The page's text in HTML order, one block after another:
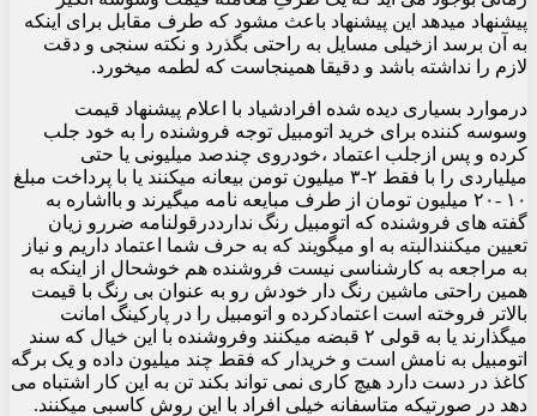
پیشنهاد میدهد این پیشنهاد باعث مشود که طرف مقابل برای اینکه
به آن برسد ازخیلی مسایل به راحتی بگذرد و نکته سنجی و دقت
لازم را نداشته باشد و دقیقا همینجاست که لطمه میخورد.
‏درموارد بسیاری دیده شده افرادشیاد با اعلام پیشنهاد قیمت
وسوسه کننده برای خرید اتومبیل توجه فروشنده را به خود جلب
کرده و پس ازجلب اعتماد ،خودروی چندصد میلیونی یا حتی
میلیاردی را با فقط ۲-۳ میلیون تومن بیعانه میکنند یا با پرداخت مبلغ
۱۰ -۲۰ میلیون تومان از طرف مبایعه نامه میگیرند و بااشاره به
گفته های فروشنده که اتومبیل رنگ ندارددرقولنامه ضررو زیان
تعیین میکنندالبته به او میگویند که به حرف شما اعتماد داریم و نیاز
به مراجعه به کارشناسی نیست فروشنده هم خوشحال از اینکه به
همین راحتی ماشین رنگ دار خودش رو به عنوان بی رنگ با قیمت
بالاتر فروخته است اعتمادکرده و اتومبیل را در پارکینگ امانت
میگذارند یا به قولی ۲ قبضه میکنند وفروشنده با این خیال که سند
اتومبیل به نامش است و خریدار که فقط چند میلیون داده و یک برگه
کاغذ در دست دارد هیچ کاری نمی تواند بکند تن به این کار اشتباه می
دهد در صورتیکه متاسفانه خیلی افراد با این روش کاسبی میکنند.